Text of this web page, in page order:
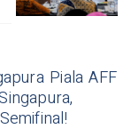
Piala AFF